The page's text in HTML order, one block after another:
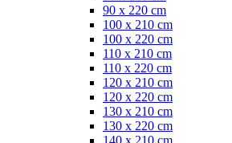
90 x 220 cm
100 x 210 cm
100 x 220 cm
110 x 210 cm
110 x 220 cm
120 x 210 cm
120 x 220 cm
130 x 210 cm
130 x 220 cm
140 x 210 cm